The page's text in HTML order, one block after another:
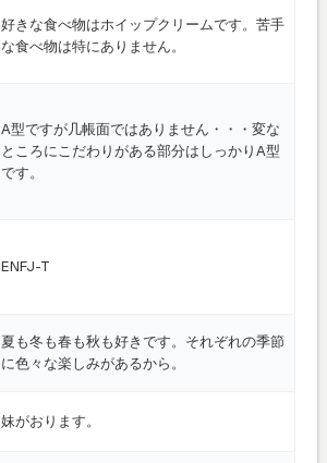
好きな食べ物はホイップクリームです。苦手
な食べ物は特にありません。
A型ですが几帳面ではありません・・・変な
ところにこだわりがある部分はしっかりA型
です。
ENFJ-T
夏も冬も春も秋も好きです。それぞれの季節
に色々な楽しみがあるから。
妹がおります。